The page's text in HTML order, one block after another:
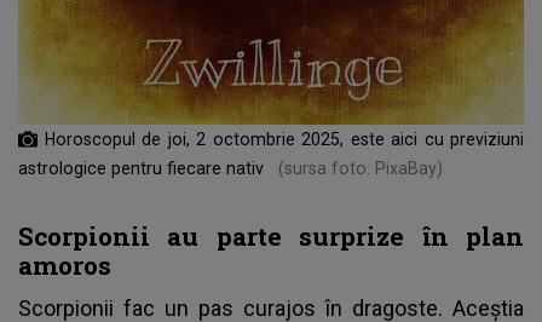
Horoscopul de joi, 2 octombrie 2025, este aici cu previziuni
astrologice pentru fiecare nativ
(sursa foto: PixaBay)
Scorpionii au parte surprize în plan
amoros
Scorpionii fac un pas curajos în dragoste. Aceștia